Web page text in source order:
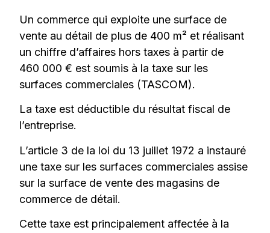
Un commerce qui exploite une surface de
vente au détail de plus de 400 m² et réalisant
un chiffre d’affaires hors taxes à partir de
460 000 € est soumis à la taxe sur les
surfaces commerciales (TASCOM).
La taxe est déductible du résultat fiscal de
l’entreprise.
L’article 3 de la loi du 13 juillet 1972 a instauré
une taxe sur les surfaces commerciales assise
sur la surface de vente des magasins de
commerce de détail.
Cette taxe est principalement affectée à la